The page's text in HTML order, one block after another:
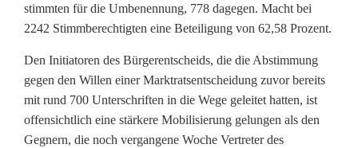
i
E
s
l
stimmten für die Umbenennung, 778 dagegen. Macht bei
2242 Stimmberechtigten eine Beteiligung von 62,58 Prozent.
Den Initiatoren des Bürgerentscheids, die die Abstimmung
gegen den Willen einer Marktratsentscheidung zuvor bereits
mit rund 700 Unterschriften in die Wege geleitet hatten, ist
offensichtlich eine stärkere Mobilisierung gelungen als den
Gegnern, die noch vergangene Woche Vertreter des